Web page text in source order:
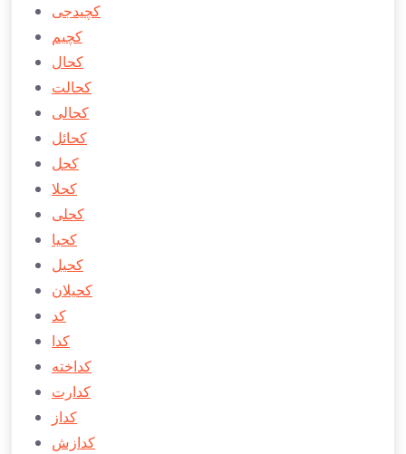
كچيدجی
كچيم
كحال
كحالت
كحالی
كحائل
كحل
كحلا
كحلی
كحيا
كحیل
كحیلان
كد
كدا
كداخته
كدارت
كداز
كدازش